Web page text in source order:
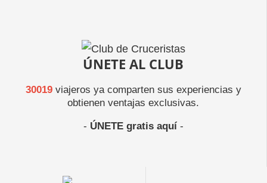
ÚNETE AL CLUB
30019viajeros ya comparten sus experiencias y
obtienen ventajas exclusivas.
- ÚNETE gratis aquí-